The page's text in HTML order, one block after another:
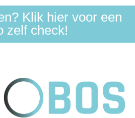
Klik hier voor een
zelf check!